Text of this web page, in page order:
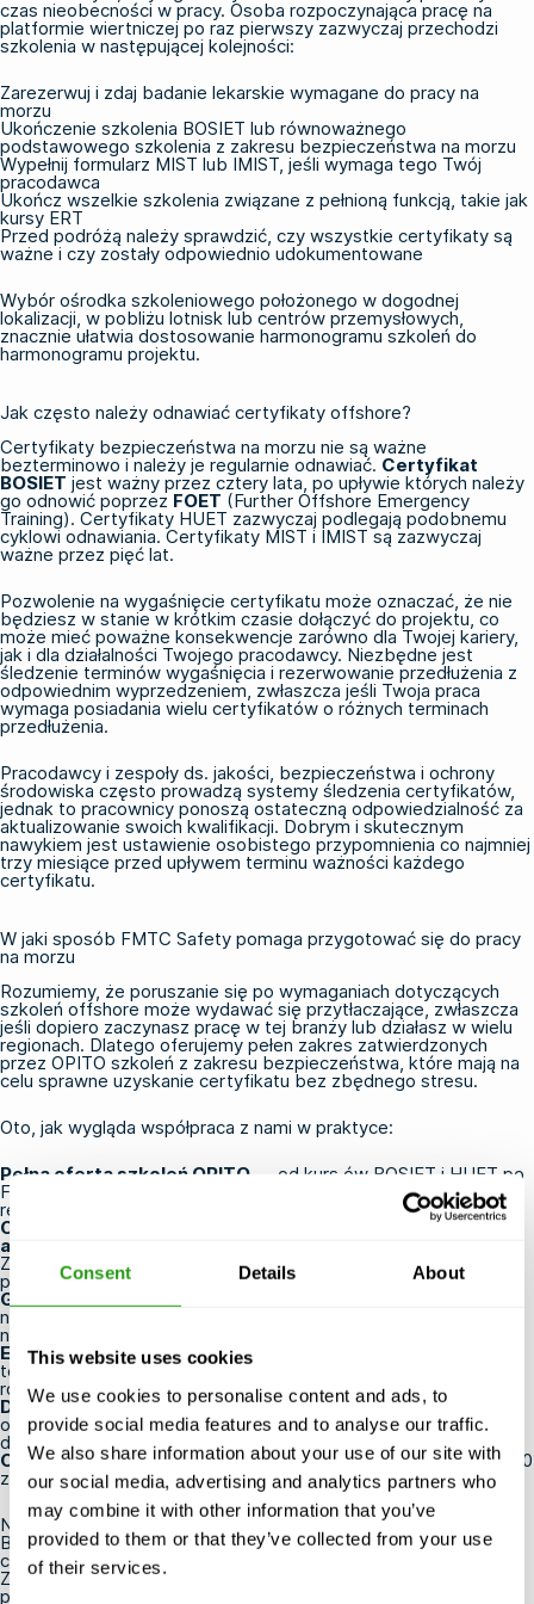
Consent Details About
This website uses cookies
We use cookies to personalise content and ads, to
provide social media features and to analyse our traffic.
We also share information about your use of our site with
our social media, advertising and analytics partners who
may combine it with other information that you’ve
provided to them or that they’ve collected from your use
of their services.
czas nieobecności w pracy. Osoba rozpoczynająca pracę na
platformie wiertniczej po raz pierwszy zazwyczaj przechodzi
szkolenia w następującej kolejności:
Zarezerwuj i zdaj badanie lekarskie wymagane do pracy na
morzu
Ukończenie szkolenia BOSIET lub równoważnego
podstawowego szkolenia z zakresu bezpieczeństwa na morzu
Wypełnij formularz MIST lub IMIST, jeśli wymaga tego Twój
pracodawca
Ukończ wszelkie szkolenia związane z pełnioną funkcją, takie jak
kursy ERT
Przed podróżą należy sprawdzić, czy wszystkie certyfikaty są
ważne i czy zostały odpowiednio udokumentowane
Wybór ośrodka szkoleniowego położonego w dogodnej
lokalizacji, w pobliżu lotnisk lub centrów przemysłowych,
znacznie ułatwia dostosowanie harmonogramu szkoleń do
harmonogramu projektu.
Jak często należy odnawiać certyfikaty offshore?
Certyfikaty bezpieczeństwa na morzu nie są ważne
bezterminowo i należy je regularnie odnawiać. Certyfikat
BOSIET jest ważny przez cztery lata, po upływie których należy
go odnowić poprzez FOET (Further Offshore Emergency
Training). Certyfikaty HUET zazwyczaj podlegają podobnemu
cyklowi odnawiania. Certyfikaty MIST i IMIST są zazwyczaj
ważne przez pięć lat.
Pozwolenie na wygaśnięcie certyfikatu może oznaczać, że nie
będziesz w stanie w krótkim czasie dołączyć do projektu, co
może mieć poważne konsekwencje zarówno dla Twojej kariery,
jak i dla działalności Twojego pracodawcy. Niezbędne jest
śledzenie terminów wygaśnięcia i rezerwowanie przedłużenia z
odpowiednim wyprzedzeniem, zwłaszcza jeśli Twoja praca
wymaga posiadania wielu certyfikatów o różnych terminach
przedłużenia.
Pracodawcy i zespoły ds. jakości, bezpieczeństwa i ochrony
środowiska często prowadzą systemy śledzenia certyfikatów,
jednak to pracownicy ponoszą ostateczną odpowiedzialność za
aktualizowanie swoich kwalifikacji. Dobrym i skutecznym
nawykiem jest ustawienie osobistego przypomnienia co najmniej
trzy miesiące przed upływem terminu ważności każdego
certyfikatu.
W jaki sposób FMTC Safety pomaga przygotować się do pracy
na morzu
Rozumiemy, że poruszanie się po wymaganiach dotyczących
szkoleń offshore może wydawać się przytłaczające, zwłaszcza
jeśli dopiero zaczynasz pracę w tej branży lub działasz w wielu
regionach. Dlatego oferujemy pełen zakres zatwierdzonych
przez OPITO szkoleń z zakresu bezpieczeństwa, które mają na
celu sprawne uzyskanie certyfikatu bez zbędnego stresu.
Oto, jak wygląda współpraca z nami w praktyce:
Pełna oferta szkoleń OPITO — od kurs ów BOSIET i HUET po
FOET , MIST, IMIST oraz szkolenia dla zespołów
reagowania kryzysowego
Centra szkoleniowe posiadające międzynarodowe
akredytacje
Zjednoczonych, Francji, Belgii i Arabii Saudyjskiej, często w
pobliżu lotnisk i portów
Gwarantowana ciągłość kursów
nawet przy jednym uczestniku, więc Twój harmonogram nigdy
nie jest zagrożony
Elastyczna rezerwacja— możliwość bezpłatnej zmiany
terminu lub anulowania rezerwacji do 24 godzin przed
rozpoczęciem kursu
Doświadczeni instruktorzy— wszyscy trenerzy posiadają
odpowiednie kwalifikacje i certyfikaty oraz praktyczne
doświadczenie w branży offshore
Ocena 5 gwiazdek na Trustpilot— na podstawie prawie 3000
zweryfikowanych opinii
Niezależnie od tego, czy rezerwujesz swój pierwszy kurs
BOSIET, czy też zajmujesz się przedłużaniem certyfikatów dla
całego zespołu, sprawimy, że proces ten będzie prosty.
Zapoznaj się z naszą pełną ofertą kursów OPITO dla
pracowników platform wiertniczych